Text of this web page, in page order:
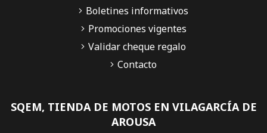
SQEM, TIENDA DE MOTOS EN VILAGARCÍA DE
AROUSA
Boletines informativos
Promociones vigentes
Validar cheque regalo
Contacto